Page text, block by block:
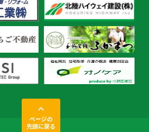
ページの
先頭に戻る